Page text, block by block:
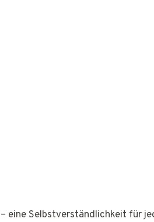
eine Selbstverständlichkeit für